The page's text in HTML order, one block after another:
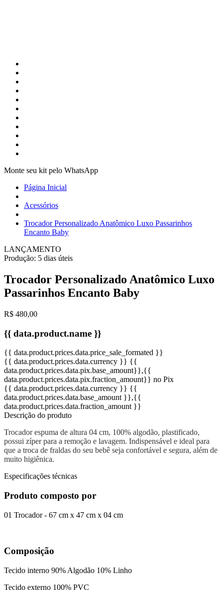
Monte seu kit pelo WhatsApp
Página Inicial
Acessórios
Trocador Personalizado Anatômico Luxo Passarinhos
Encanto Baby
LANÇAMENTO
Produção: 5 dias úteis
Trocador Personalizado Anatômico Luxo
Passarinhos Encanto Baby
R$ 480,00
{{ data.product.name }}
{{ data.product.prices.data.price_sale_formated }}
{{ data.product.prices.data.currency }} {{
data.product.prices.data.pix.base_amount}},{{
data.product.prices.data.pix.fraction_amount}} no Pix
{{ data.product.prices.data.currency }} {{
data.product.prices.data.base_amount }},{{
data.product.prices.data.fraction_amount }}
Descrição do produto
Trocador espuma de altura 04 cm, 100% algodão, plastificado,
possui zíper para a remoção e lavagem. Indispensável e ideal para
que a troca de fraldas do seu bebê seja confortável e segura, além de
muito higiênica.
Especificações técnicas
Produto composto por
01 Trocador - 67 cm x 47 cm x 04 cm
Composição
Tecido interno 90% Algodão 10% Linho
Tecido externo 100% PVC